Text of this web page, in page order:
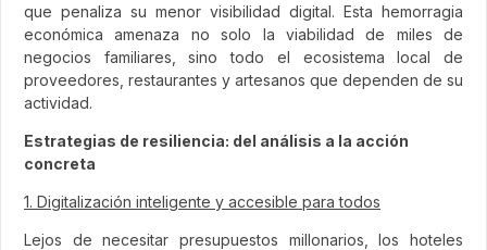
que penaliza su menor visibilidad digital. Esta hemorragia
económica amenaza no solo la viabilidad de miles de
negocios familiares, sino todo el ecosistema local de
proveedores, restaurantes y artesanos que dependen de su
actividad.
Estrategias de resiliencia: del análisis a la acción
concreta
1. Digitalización inteligente y accesible para todos
Lejos de necesitar presupuestos millonarios, los hoteles